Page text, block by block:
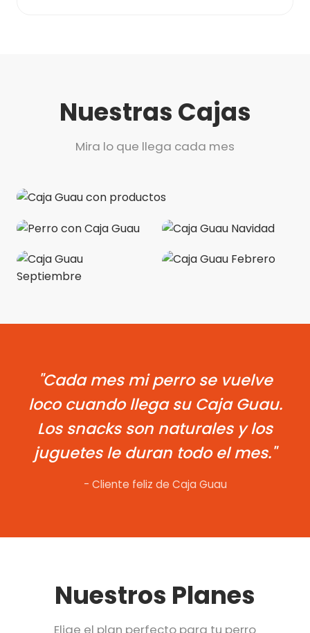
Nuestras Cajas
Mira lo que llega cada mes
"Cada mes mi perro se vuelve
loco cuando llega su Caja Guau.
Los snacks son naturales y los
juguetes le duran todo el mes."
- Cliente feliz de Caja Guau
Nuestros Planes
Elige el plan perfecto para tu perro